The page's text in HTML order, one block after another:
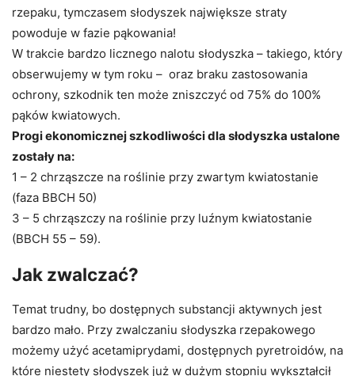
rzepaku, tymczasem słodyszek największe straty
powoduje w fazie pąkowania!
W trakcie bardzo licznego nalotu słodyszka – takiego, który
obserwujemy w tym roku – oraz braku zastosowania
ochrony, szkodnik ten może zniszczyć od 75% do 100%
pąków kwiatowych.
Progi ekonomicznej szkodliwości dla słodyszka ustalone
zostały na:
1 – 2 chrząszcze na roślinie przy zwartym kwiatostanie
(faza BBCH 50)
3 – 5 chrząszczy na roślinie przy luźnym kwiatostanie
(BBCH 55 – 59).
Jak zwalczać?
Temat trudny, bo dostępnych substancji aktywnych jest
bardzo mało. Przy zwalczaniu słodyszka rzepakowego
możemy użyć acetamiprydami, dostępnych pyretroidów, na
które niestety słodyszek już w dużym stopniu wykształcił